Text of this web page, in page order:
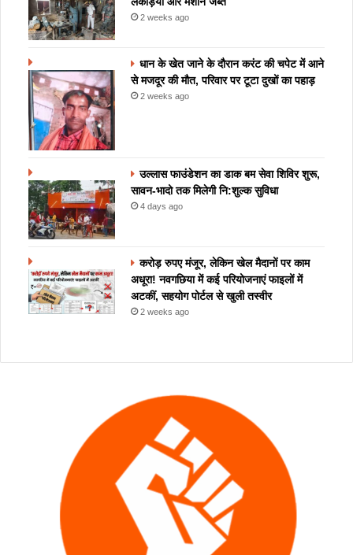
2 weeks ago
धान के खेत जाने के दौरान करंट की चपेट में आने
से मजदूर की मौत, परिवार पर टूटा दुखों का पहाड़
2 weeks ago
उल्लास फाउंडेशन का डाक बम सेवा शिविर शुरू,
सावन-भादो तक मिलेगी नि:शुल्क सुविधा
4 days ago
करोड़ रुपए मंजूर, लेकिन खेल मैदानों पर काम
अधूरा! नवगछिया में कई परियोजनाएं फाइलों में
अटकीं, सहयोग पोर्टल से खुली तस्वीर
2 weeks ago